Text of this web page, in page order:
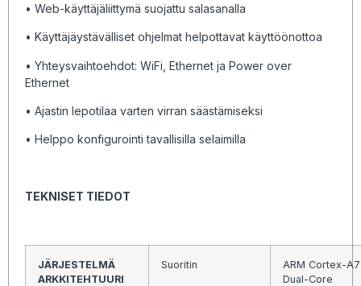
• Web-käyttäjäliittymä suojattu salasanalla
• Käyttäjäystävälliset ohjelmat helpottavat käyttöönottoa
• Yhteysvaihtoehdot: WiFi, Ethernet ja Power over
Ethernet
• Ajastin lepotilaa varten virran säästämiseksi
• Helppo konfigurointi tavallisilla selaimilla
TEKNISET TIEDOT
JÄRJESTELMÄ
ARKKITEHTUURI
Suoritin
ARM Cortex-A7
Dual-Core